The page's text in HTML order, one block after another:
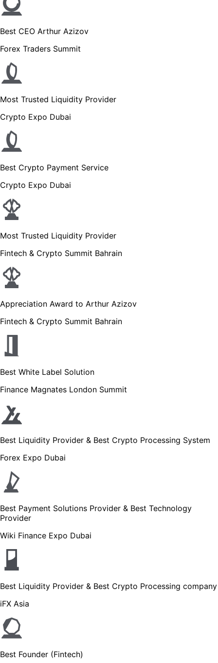
Best CEO Arthur Azizov
Forex Traders Summit
Most Trusted Liquidity Provider
Crypto Expo Dubai
Best Crypto Payment Service
Crypto Expo Dubai
Most Trusted Liquidity Provider
Fintech & Crypto Summit Bahrain
Appreciation Award to Arthur Azizov
Fintech & Crypto Summit Bahrain
Best White Label Solution
Finance Magnates London Summit
Best Liquidity Provider & Best Crypto Processing System
Forex Expo Dubai
Best Payment Solutions Provider & Best Technology
Provider
Wiki Finance Expo Dubai
Best Liquidity Provider & Best Crypto Processing company
iFX Asia
Best Founder (Fintech)